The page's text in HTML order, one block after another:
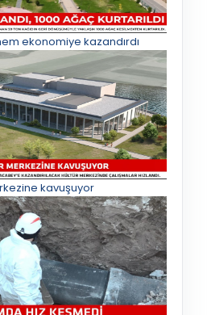
ekonomiye kazandırdı
kavuşuyor